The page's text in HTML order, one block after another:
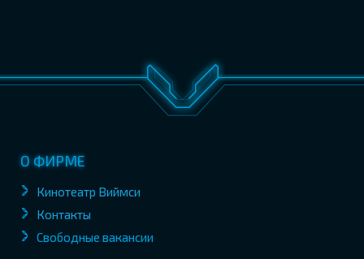
О ФИРМЕ
Кинотеатр Виймси
Контакты
Свободные вакансии